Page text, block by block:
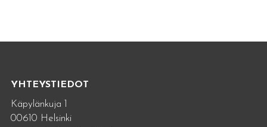
YHTEYSTIEDOT
Käpylänkuja 1
00610 Helsinki